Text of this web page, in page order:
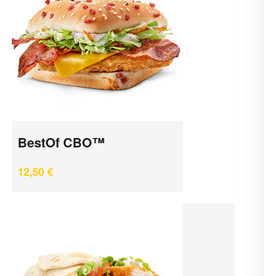
BestOf CBO™
12,50€